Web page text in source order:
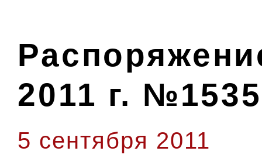
2011 г.
5 сентября 2011